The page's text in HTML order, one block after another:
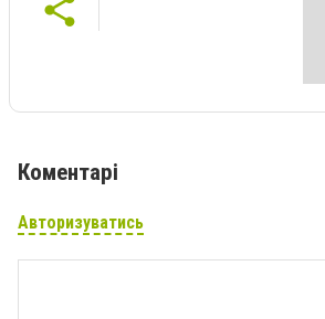
Коментарі
Авторизуватись